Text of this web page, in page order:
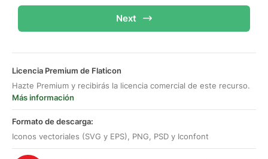
Next
Licencia Premium de Flaticon
Hazte Premium y recibirás la licencia comercial de este recurso.
Más información
Formato de descarga:
Iconos vectoriales (SVG y EPS), PNG, PSD y Iconfont